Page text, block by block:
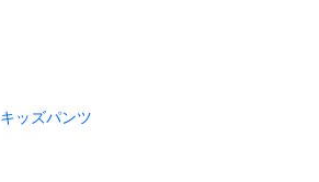
キッズパンツ